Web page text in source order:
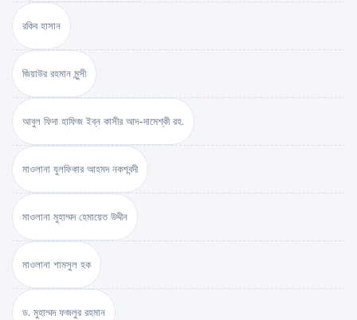
রকিব হাসান
জিয়াউর রহমান মুন্সী
আবুল ফিদা হাফিজ ইব্‌ন কাসীর আদ-দামেশ্‌কী রহ.
মাওলানা যুলফিকার আহমদ নকশবন্দী
মাওলানা মুহাম্মদ হেমায়েত উদ্দীন
মাওলানা শামসুল হক
ড. মুহাম্মদ ফজলুর রহমান